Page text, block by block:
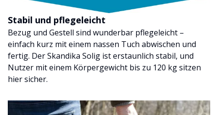
Stabil und pflegeleicht
Bezug und Gestell sind wunderbar pflegeleicht –
einfach kurz mit einem nassen Tuch abwischen und
fertig. Der Skandika Solig ist erstaunlich stabil, und
Nutzer mit einem Körpergewicht bis zu 120 kg sitzen
hier sicher.